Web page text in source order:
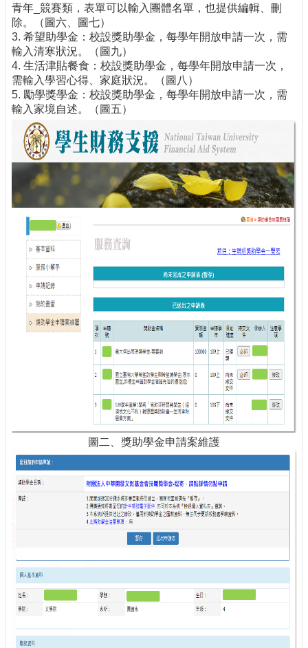
青年_競賽類，表單可以輸入團體名單，也提供編輯、刪
除。（圖六、圖七）
3. 希望助學金：校設獎助學金，每學年開放申請一次，需
輸入清寒狀況。（圖九）
4. 生活津貼餐食：校設獎助學金，每學年開放申請一次，
需輸入學習心得、家庭狀況。（圖八）
5. 勵學獎學金：校設獎助學金，每學年開放申請一次，需
輸入家境自述。（圖五）
圖二、獎助學金申請案維護